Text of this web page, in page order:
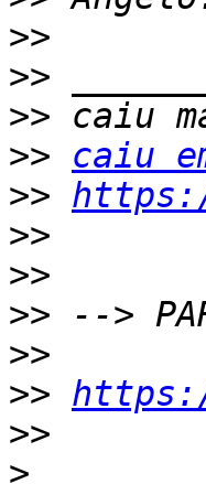
>>
>>
>>
>>
caiu
>>
>>
>>
>>
>>
>>
>>
>